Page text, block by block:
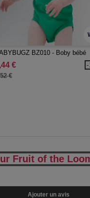
BZ010 - Boby bébé
€
€
-
Fruit of the
Ajouter un avis